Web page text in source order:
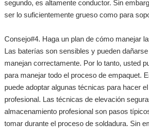
segundo, es altamente conductor. Sin
ser lo suficientemente grueso como para
Consejo#4. Haga un plan de cómo manejar
Las baterías son sensibles y pueden
manejan correctamente. Por lo tanto, usted
para manejar todo el proceso de empaquet.
puede adoptar algunas técnicas para hacer
profesional. Las técnicas de elevación
almacenamiento profesional son pasos
tomar durante el proceso de soldadura. Sin